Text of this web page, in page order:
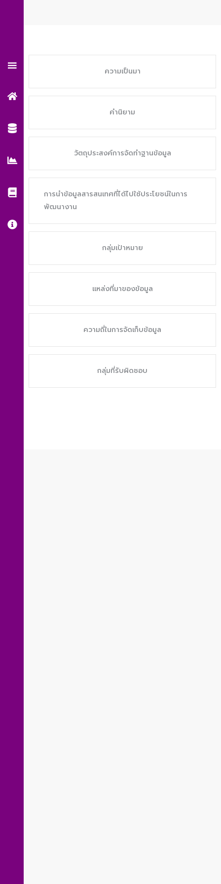
ความเป็นมา
คำนิยาม
วัตถุประสงค์การจัดทำฐานข้อมูล
การนำข้อมูลสารสนเทศที่ได้ไปใช้ประโยชน์ในการ
พัฒนางาน
กลุ่มเป้าหมาย
แหล่งที่มาของข้อมูล
ความถี่ในการจัดเก็บข้อมูล
กลุ่มที่รับผิดชอบ